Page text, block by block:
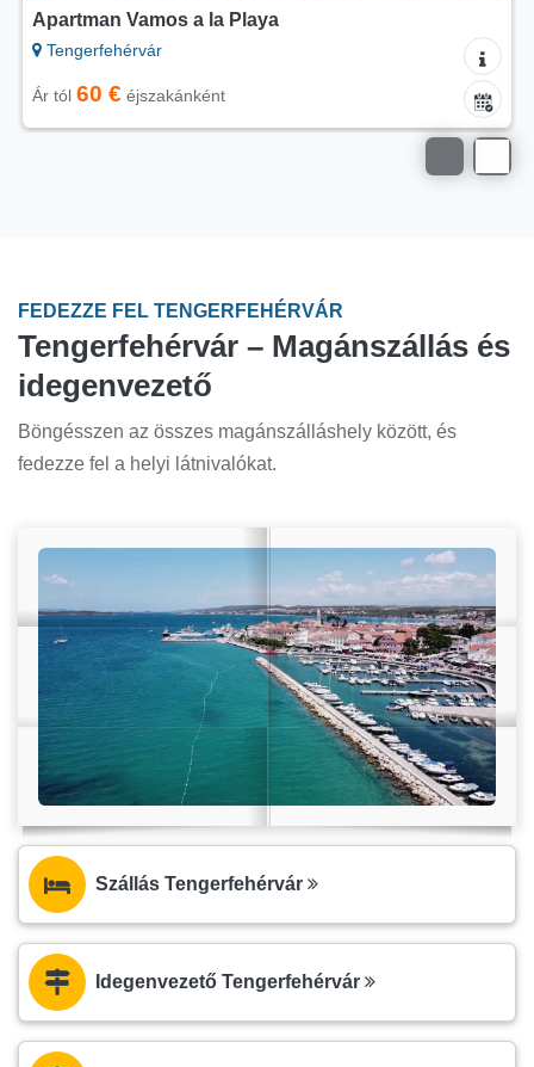
Mobilház Blue Wave
Tengerfehérvár
Ár tól65 € éjszakánként
FEDEZZE FEL TENGERFEHÉRVÁR
Tengerfehérvár – Magánszállás és
idegenvezető
Böngésszen az összes magánszálláshely között, és
fedezze fel a helyi látnivalókat.
Szállás Tengerfehérvár
Idegenvezető Tengerfehérvár